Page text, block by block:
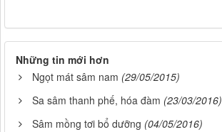
Những tin mới hơn
Ngọt mát sâm nam (29/05/2015)
Sa sâm thanh phế, hóa đàm (23/03/2016)
Sâm mồng tơi bổ dưỡng (04/05/2016)